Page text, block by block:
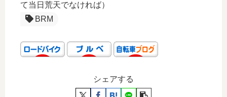
て当日荒天でなければ）
BRM
シェアする